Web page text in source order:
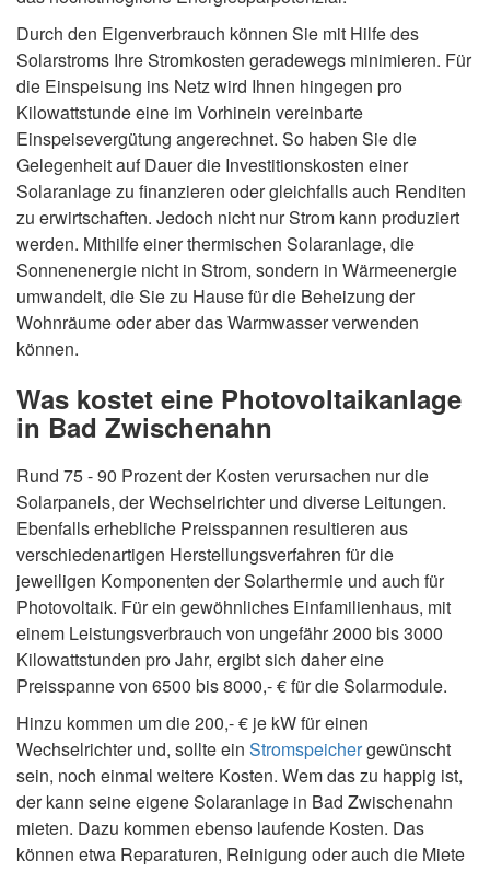
Durch den Eigenverbrauch können Sie mit Hilfe des
Solarstroms Ihre Stromkosten geradewegs minimieren. Für
die Einspeisung ins Netz wird Ihnen hingegen pro
Kilowattstunde eine im Vorhinein vereinbarte
Einspeisevergütung angerechnet. So haben Sie die
Gelegenheit auf Dauer die Investitionskosten einer
Solaranlage zu finanzieren oder gleichfalls auch Renditen
zu erwirtschaften. Jedoch nicht nur Strom kann produziert
werden. Mithilfe einer thermischen Solaranlage, die
Sonnenenergie nicht in Strom, sondern in Wärmeenergie
umwandelt, die Sie zu Hause für die Beheizung der
Wohnräume oder aber das Warmwasser verwenden
können.
Was kostet eine Photovoltaikanlage
in Bad Zwischenahn
Rund 75 - 90 Prozent der Kosten verursachen nur die
Solarpanels, der Wechselrichter und diverse Leitungen.
Ebenfalls erhebliche Preisspannen resultieren aus
verschiedenartigen Herstellungsverfahren für die
jeweiligen Komponenten der Solarthermie und auch für
Photovoltaik. Für ein gewöhnliches Einfamilienhaus, mit
einem Leistungsverbrauch von ungefähr 2000 bis 3000
Kilowattstunden pro Jahr, ergibt sich daher eine
Preisspanne von 6500 bis 8000,- € für die Solarmodule.
Hinzu kommen um die 200,- € je kW für einen
Wechselrichter und, sollte ein Stromspeichergewünscht
sein, noch einmal weitere Kosten. Wem das zu happig ist,
der kann seine eigene Solaranlage in Bad Zwischenahn
mieten. Dazu kommen ebenso laufende Kosten. Das
können etwa Reparaturen, Reinigung oder auch die Miete